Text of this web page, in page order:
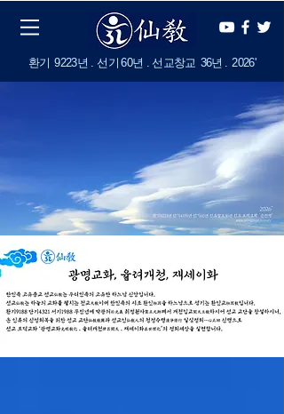
​환기 9223년 . 선기 60년 . 선교창교 36년 . 2026'